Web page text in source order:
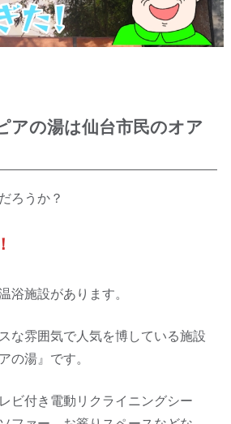
アの湯は仙台市民のオア
ろうか？
浴施設があります。
な雰囲気で人気を博している施設
の湯』です。
ビ付き電動リクライニングシー